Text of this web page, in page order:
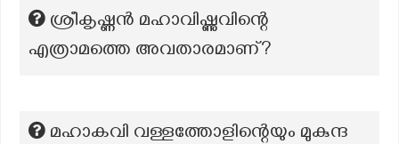
ശ്രീകൃഷ്ണൻ മഹാവിഷ്ണുവിന്റെ
എത്രാമത്തെ അവതാരമാണ്?
മഹാകവി വള്ളത്തോളിന്റെയും മുകുന്ദ